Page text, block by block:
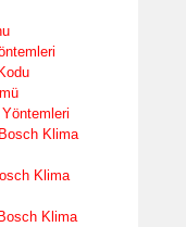
Klima
Klima
Klima